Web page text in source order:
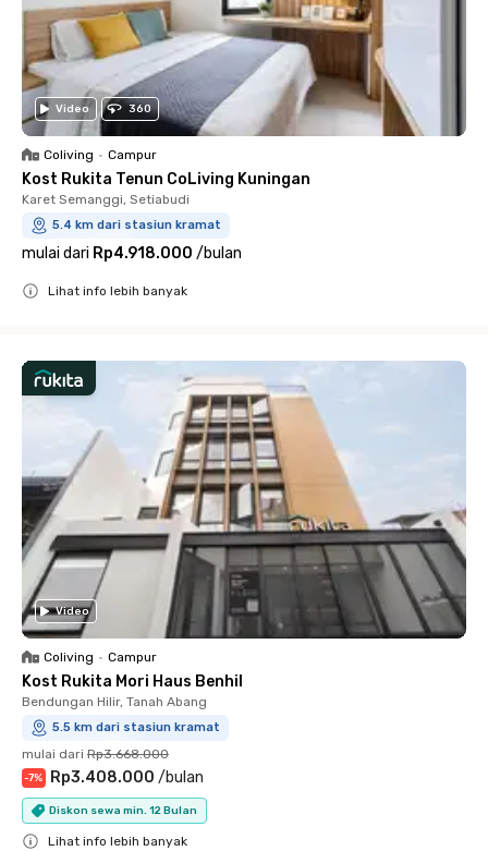
Video 360
Coliving • Campur
Kost Rukita Tenun CoLiving Kuningan
Karet Semanggi, Setiabudi
5.4 km dari stasiun kramat
mulai dari Rp4.918.000 /bulan
Lihat info lebih banyak
Video
Coliving • Campur
Kost Rukita Mori Haus Benhil
Bendungan Hilir, Tanah Abang
5.5 km dari stasiun kramat
mulai dari Rp3.668.000
-7% Rp3.408.000 /bulan
Diskon sewa min. 12 Bulan
Lihat info lebih banyak